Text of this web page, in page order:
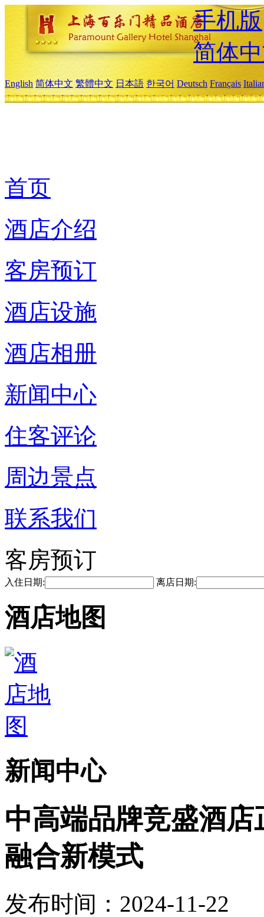
手机版
简体
English 简体中文 繁體中文 日本語 한국어 Deutsch Français
首页
酒店介绍
客房预订
酒店设施
酒店相册
新闻中心
住客评论
周边景点
联系我们
客房预订
入住日期: 离店日期:
酒店地图
新闻中心
中高端品牌竞盛酒
融合新模式
发布时间：2024-11-22